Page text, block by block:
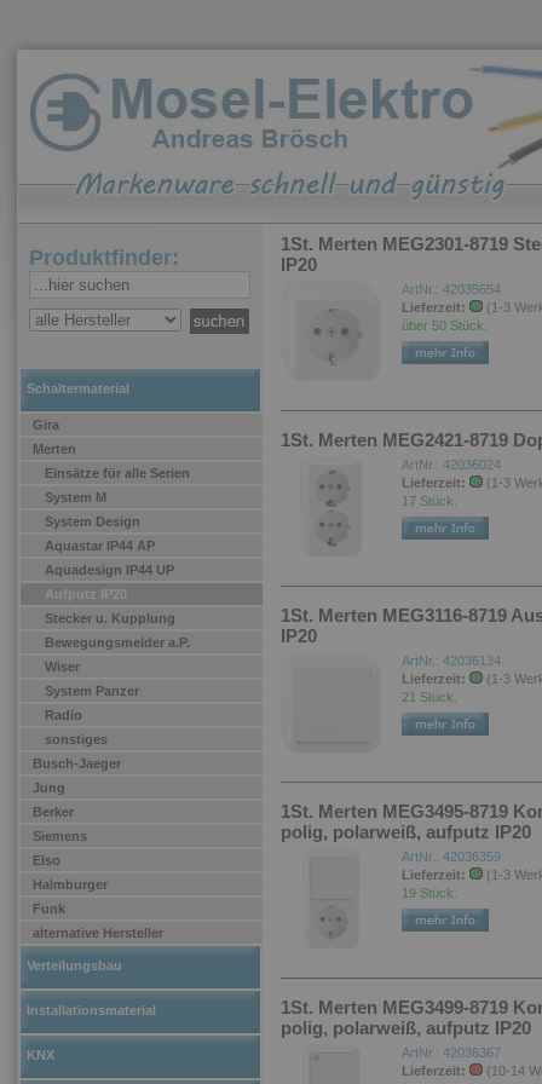
Produktfinder:
Schaltermaterial
Gira
Merten
Einsätze für alle Serien
System M
System Design
Aquastar IP44 AP
Aquadesign IP44 UP
Aufputz IP20
Stecker u. Kupplung
Bewegungsmelder a.P.
Wiser
System Panzer
Radio
sonstiges
Busch-Jaeger
Jung
Berker
Siemens
Elso
Halmburger
Funk
alternative Hersteller
Verteilungsbau
Installationsmaterial
KNX
1St. Merten MEG2301-8719
IP20
ArtNr.: 42035654
Lieferzeit:
(1-3
über 50 Stück.
1St. Merten MEG2421-8719
ArtNr.: 42036024
Lieferzeit:
(1-3
17 Stück.
1St. Merten MEG3116-8719
IP20
ArtNr.: 42036134
Lieferzeit:
(1-3
21 Stück.
1St. Merten MEG3495-8719
polig, polarweiß, aufputz IP20
ArtNr.: 42036359
Lieferzeit:
(1-3
19 Stück.
1St. Merten MEG3499-8719
polig, polarweiß, aufputz IP20
ArtNr.: 42036367
Lieferzeit:
(10-14